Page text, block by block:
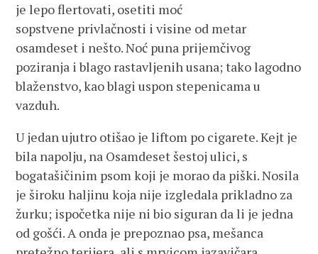
je lepo flertovati, osetiti moć
sopstvene privlačnosti i visine od metar
osamdeset i nešto. Noć puna prijemčivog
poziranja i blago rastavljenih usana; tako lagodno
blaženstvo, kao blagi uspon stepenicama u
vazduh.
U jedan ujutro otišao je liftom po cigarete. Kejt je
bila napolju, na Osamdeset šestoj ulici, s
bogatašičinim psom koji je morao da piški. Nosila
je široku haljinu koja nije izgledala prikladno za
žurku; ispočetka nije ni bio siguran da li je jedna
od gošći. A onda je prepoznao psa, mešanca